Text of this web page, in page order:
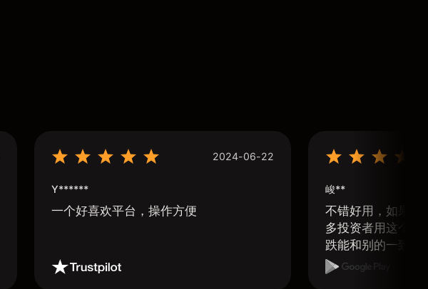
2024-06-22
Y******
一个好喜欢平台，操作方便
峻**
不错好用，如果可
多投资者用这个软
跌能和别的一致那